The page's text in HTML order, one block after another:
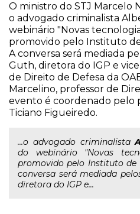
O ministro do STJ Marcelo
o advogado criminalista
webinário "Novas
promovido pelo Instituto de
A conversa será mediada
Guth, diretora do IGP e
de Direito de Defesa da
Marcelino, professor de
evento é coordenado pelo
Ticiano Figueiredo.
...o advogado criminalista
do webinário "Novas
promovido pelo Instituto de
conversa será mediada
diretora do IGP e...